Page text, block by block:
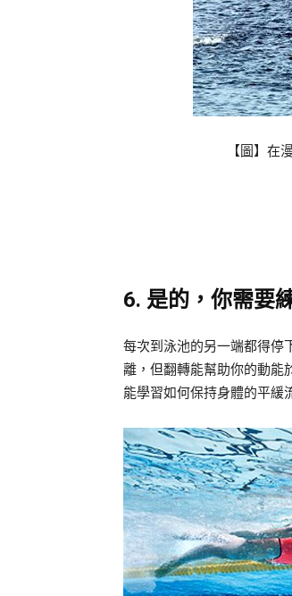
【圖】在
6. 是的，你需要
每次到泳池的另一端都得停
離，但翻轉能幫助你的動能
能學習如何保持身體的平緩